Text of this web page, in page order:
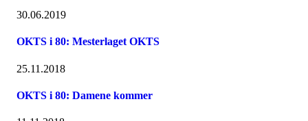
30.06.2019
OKTS i 80: Mesterlaget OKTS
25.11.2018
OKTS i 80: Damene kommer